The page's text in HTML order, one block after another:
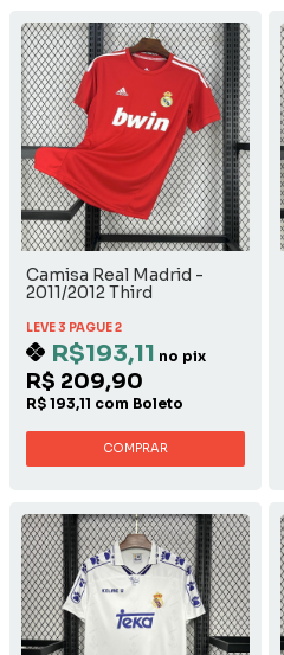
Camisa Real Madrid -
2011/2012 Third
LEVE 3 PAGUE 2
R$193,11 no pix
R$ 209,90
R$ 193,11 com Boleto
COMPRAR